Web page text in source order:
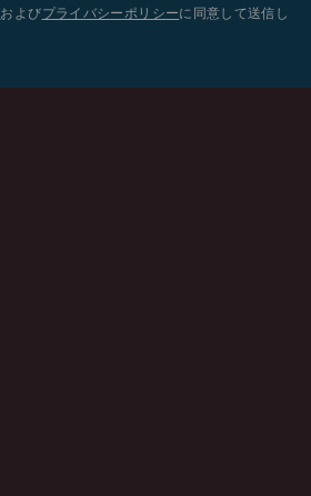
およびプライバシーポリシーに同意して送信し